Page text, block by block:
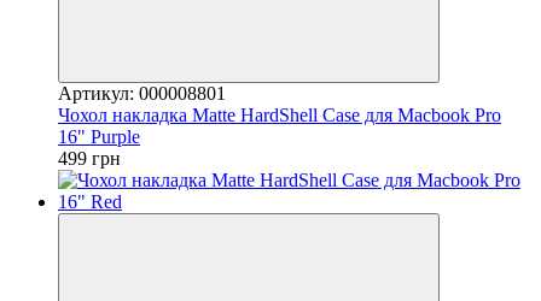
Артикул: 000008801
Чохол накладка Matte HardShell Case для Macbook Pro
16" Purple
499 грн